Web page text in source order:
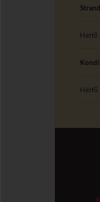
Hétfő
Hétfő